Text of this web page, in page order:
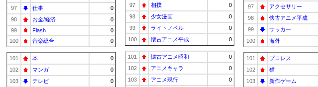
97
仕事
0
98
お金/経済
0
99
Flash
0
100
音楽総合 0
101 本
0
102
マンガ
0
103
テレビ
0
97
相撲
0
98
少女漫画
0
99
ライトノベル
0
100
懐古アニメ平成 0
101 懐古アニメ昭和
0
102
アニメキャラ
0
103
アニメ現行
0
97
アクセサリー
98
懐古アニメ平成
99
サッカー
100
海外
101 プロレス
102
猫
103
新作ゲーム